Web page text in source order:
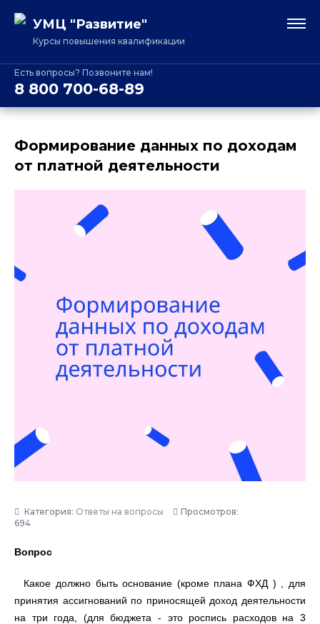
УМЦ "Развитие"
Курсы повышения квалификации
Есть вопросы? Позвоните нам!
8 800 700-68-89
Формирование данных по доходам
от платной деятельности
Категория: Ответы на вопросы
Просмотров:
694
Вопрос
Какое должно быть основание (кроме плана ФХД ) , для
принятия ассигнований по приносящей доход деятельности
на три года, (для бюджета - это роспись расходов на 3